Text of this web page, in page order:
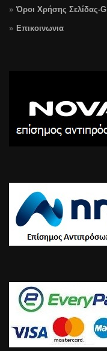
Όροι Χρήσης Σελίδας-
Επικοινωνια